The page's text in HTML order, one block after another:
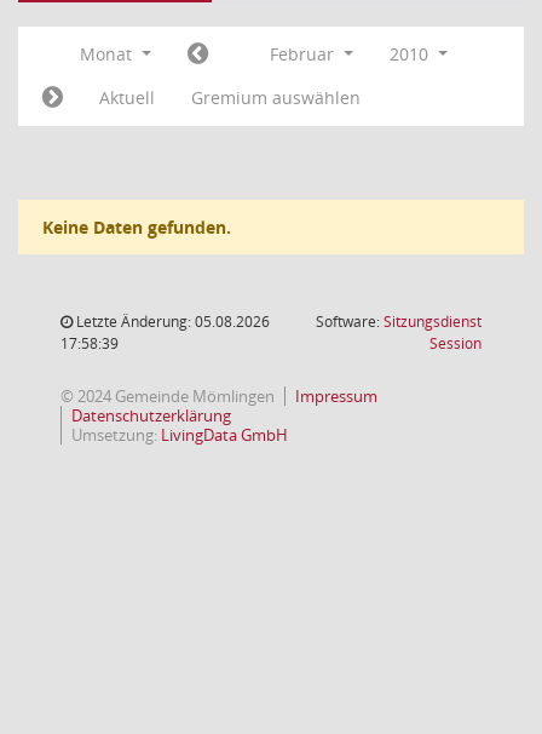
Monat Februar
2010
Aktuell
Gremium auswählen
Keine Daten gefunden.
Letzte Änderung: 05.08.2026
17:58:39
Software:Sitzungsdienst
Session(Wird in
© 2024 Gemeinde Mömlingen
Impressum
Datenschutzerklärung
Umsetzung: LivingData GmbH